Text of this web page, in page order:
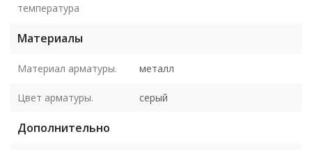
температура
Материалы
Материал арматуры. металл
Цвет арматуры. серый
Дополнительно